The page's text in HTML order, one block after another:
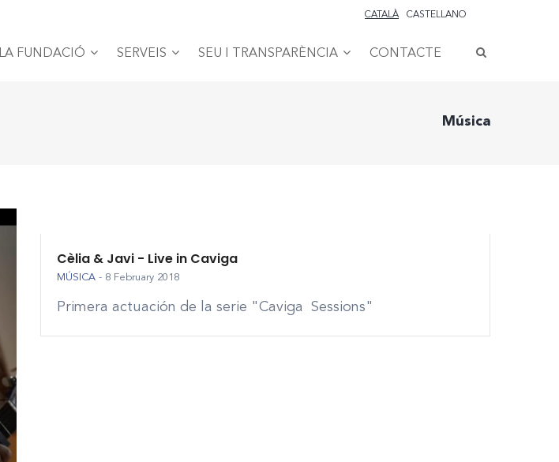
CATALÀ CASTELLANO
LA FUNDACIÓ SERVEIS SEU I TRANSPARÈNCIA CONTACTE
Música
Cèlia & Javi - Live in Caviga
MÚSICA - 8 February 2018
Primera actuación de la serie "Caviga Sessions"